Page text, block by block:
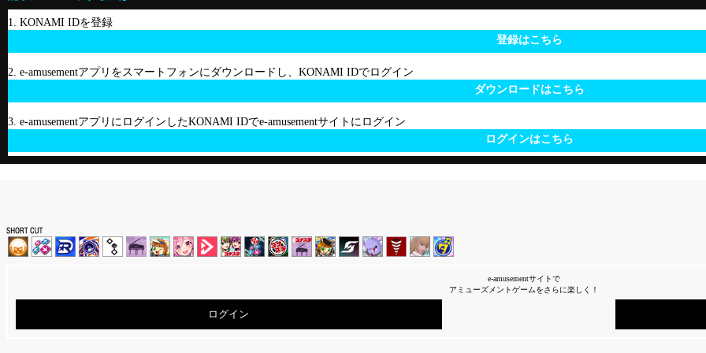
1. KONAMI IDを登録
登録はこちら
2. e-amusementアプリをスマートフォンにダウンロードし、KONAMI IDでログイン
ダウンロードはこちら
3. e-amusementアプリにログインしたKONAMI IDでe-amusementサイトにログイン
ログインはこちら
e-amusementサイトで
アミューズメントゲームをさらに楽しく！
ログイン